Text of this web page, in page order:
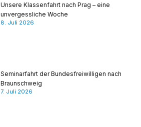
Unsere Klassenfahrt nach Prag – eine
unvergessliche Woche
8. Juli 2026
Seminarfahrt der Bundesfreiwilligen nach
Braunschweig
7. Juli 2026